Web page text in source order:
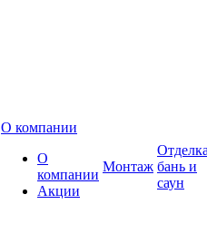
О компании
О
компании
Акции
Монтаж бань и
саун